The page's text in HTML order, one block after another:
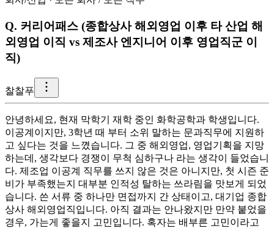
Q. 커리어패스 (종합상사 해외영업 이후 타 산업 해
외영업 이직 vs 제조사 엔지니어 이후 영업직군 이
직)
찰찰푸
안녕하세요, 현재 막학기 재학 중인 화학공학과 학생입니다.
이공계이지만, 3학년 때 부터 소위 말하는 문과직무에 지원하
고 싶다는 것을 느꼈습니다. 그 중 해외영업, 영업기획을 지망
하는데, 생각보다 경쟁이 무척 심하구나 라는 생각이 들었습니
다. 제조업 이공계 직무를 쓰지 않은 것은 아니지만, 첫 시즌 준
비가 부족했는지 대부분 인적성 탈하는 쓰라림을 맛보게 되었
습니다. 쓴 서류 중 하나만 면접까지 간 상태이고, 대기업 종합
상사 해외영업직입니다. 아직 결과는 안나왔지만 만약 붙었을
경우, 가는게 좋을지 고민입니다. 혹자는 배부른 고민이라고